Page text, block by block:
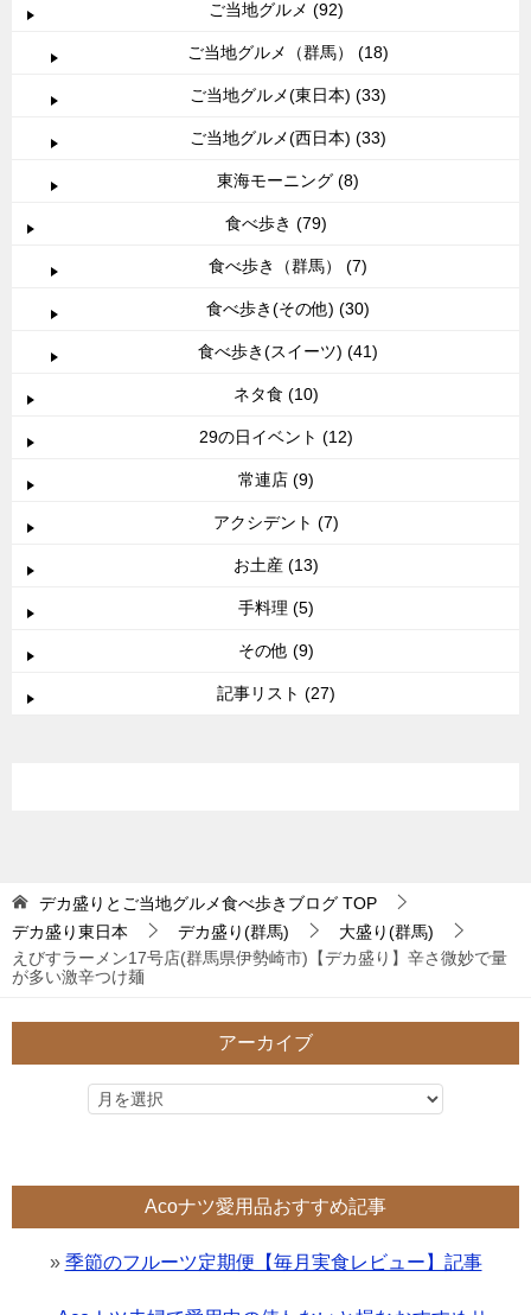
ご当地グルメ (92)
ご当地グルメ（群馬） (18)
ご当地グルメ(東日本) (33)
ご当地グルメ(西日本) (33)
東海モーニング (8)
食べ歩き (79)
食べ歩き（群馬） (7)
食べ歩き(その他) (30)
食べ歩き(スイーツ) (41)
ネタ食 (10)
29の日イベント (12)
常連店 (9)
アクシデント (7)
お土産 (13)
手料理 (5)
その他 (9)
記事リスト (27)
デカ盛りとご当地グルメ食べ歩きブログ TOP
デカ盛り東日本
デカ盛り(群馬)
大盛り(群馬)
えびすラーメン17号店(群馬県伊勢崎市)【デカ盛り】辛さ微妙で量
が多い激辛つけ麺
アーカイブ
Acoナツ愛用品おすすめ記事
» 季節のフルーツ定期便【毎月実食レビュー】記事